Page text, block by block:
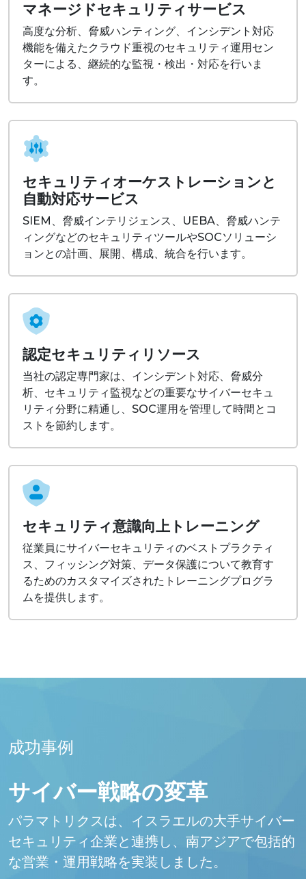
マネージドセキュリティサービス
高度な分析、脅威ハンティング、インシデント対応
機能を備えたクラウド重視のセキュリティ運用セン
ターによる、継続的な監視・検出・対応を行いま
す。
セキュリティオーケストレーションと
自動対応サービス
SIEM、脅威インテリジェンス、UEBA、脅威ハンテ
ィングなどのセキュリティツールやSOCソリューシ
ョンとの計画、展開、構成、統合を行います。
認定セキュリティリソース
当社の認定専門家は、インシデント対応、脅威分
析、セキュリティ監視などの重要なサイバーセキュ
リティ分野に精通し、SOC運用を管理して時間とコ
ストを節約します。
セキュリティ意識向上トレーニング
従業員にサイバーセキュリティのベストプラクティ
ス、フィッシング対策、データ保護について教育す
るためのカスタマイズされたトレーニングプログラ
ムを提供します。
成功事例
サイバー戦略の変革
パラマトリクスは、イスラエルの大手サイバー
セキュリティ企業と連携し、南アジアで包括的
な営業・運用戦略を実装しました。